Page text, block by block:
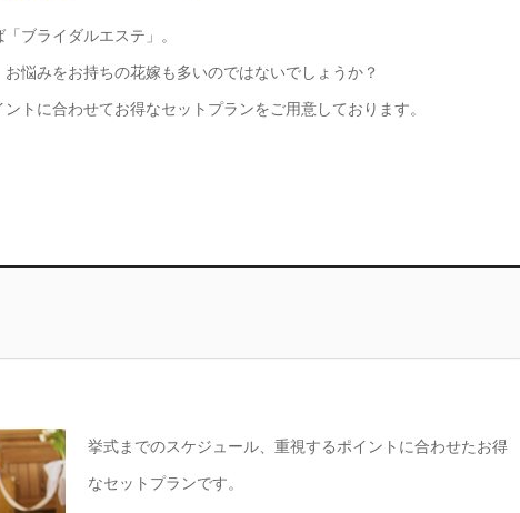
ブライダルエステ」。
悩みをお持ちの花嫁も多いのではないでしょうか？
トに合わせてお得なセットプランをご用意しております。
挙式までのスケジュール、重視するポイントに合わせたお得
なセットプランです。